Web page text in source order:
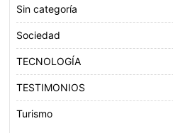
Sin categoría
Sociedad
TECNOLOGÍA
TESTIMONIOS
Turismo